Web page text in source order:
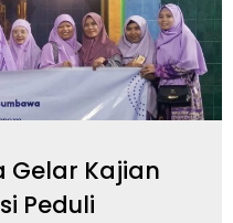
Gelar Kajian
Peduli